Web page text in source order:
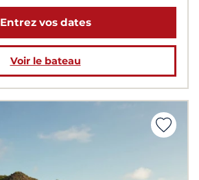
Entrez vos dates
Voir le bateau